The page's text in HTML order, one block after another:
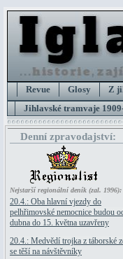
Revue Glosy Z
Jihlavské tramvaje
Denní zpravodajství:
Nejstarší regionální deník (zal. 1996):
20.4.: Oba hlavní vjezdy do
pelhřimovské nemocnice budou
dubna do 15. května uzavřeny
20.4.: Medvědí trojka z táborské
se těší na návštěvníky